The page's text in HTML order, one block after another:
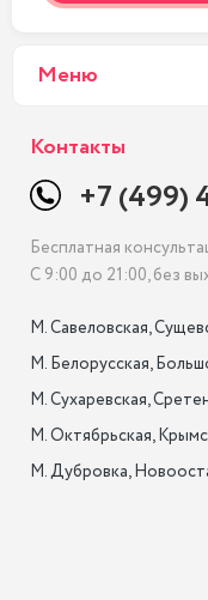
Меню
Контакты
+7 (499)
Бесплатная
С 9:00 до 21:00, без
М. Савеловская,
М. Белорусская,
М. Сухаревская,
М. Октябрьская,
М. Дубровка,